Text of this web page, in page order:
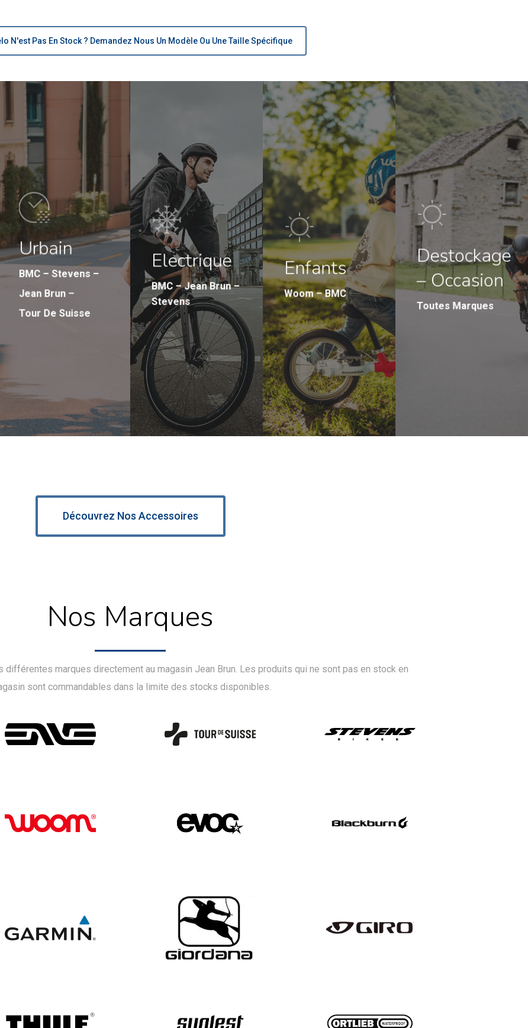
N'est Pas En Stock ? Demandez Nous Un Modèle Ou Une Taille Spécifique
Urbain
BMC – Stevens –
Jean Brun –
Tour De Suisse
Electrique
BMC – Jean Brun –
Stevens
Enfants
Woom – BMC
Destockage
– Occasion
Toutes Marques
Découvrez Nos Accessoires
Nos Marques
marques directement au magasin Jean Brun. Les produits qui ne sont pas en stock en
sont commandables dans la limite des stocks disponibles.